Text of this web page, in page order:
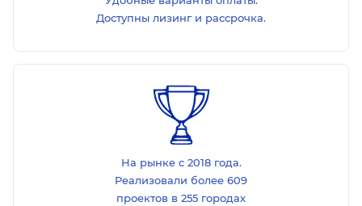
Доступны лизинг и рассрочка.
На рынке с 2018 года.
Реализовали более 609
проектов в 255 городах